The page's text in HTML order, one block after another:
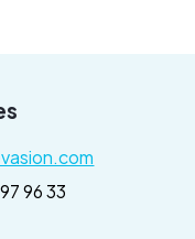
96 33